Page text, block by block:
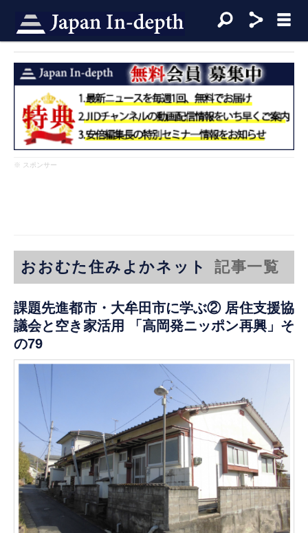
※ スポンサー
おおむた住みよかネット 記事一覧
課題先進都市・大牟田市に学ぶ② 居住支援協
議会と空き家活用 「高岡発ニッポン再興」そ
の79